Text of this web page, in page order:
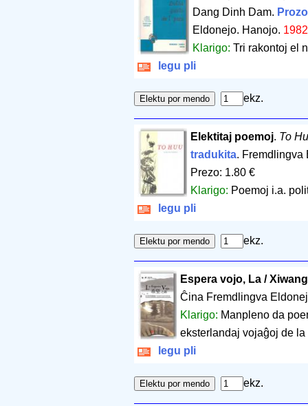
Dang Dinh Dam.
Eldonejo. Hanojo. 1982
Klarigo:Tri rakontoj el
legu pli
ekz.
Elektitaj poemoj. To
tradukita. Fremdlingva
Prezo: 1.80 €
Klarigo: Poemoj i.a.
legu pli
ekz.
Espera vojo, La /
Ĉina Fremdlingva
Klarigo: Manpleno da
eksterlandaj vojaĝoj de
legu pli
ekz.